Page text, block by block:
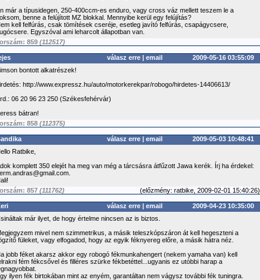
már a típusidegen, 250-400ccm-es enduro, vagy cross váz mellett teszem le a
benne a felújított MZ blokkal. Mennyibe kerül egy felújítás?
kell felfúrás, csak tömítések cseréje, esetleg javító felfúrás, csapágycsere,
Egyszóval ami leharcolt állapotban van.
859 (112517)
válasz erre | email
2009-05-16 03:55:09
bontott alkatrészek!
http://www.expressz.hu/auto/motorkerekpar/robogo/hirdetes-14406613/
06 20 96 23 250 (Székesfehérvár)
bátran!
858 (112375)
válasz erre | email
2009-05-03 10:48:41
Ratbike,
komplett 350 elejét ha meg van még a tárcsásra átfűzott Jawa kerék. Írj ha érdekel:
857 (111762) (előzmény: ratbike, 2009-02-01 15:40:26)
válasz erre | email
2009-04-23 10:35:00
már ilyet, de hogy értelme nincsen az is biztos.
mivel nem szimmetrikus, a másik teleszkópszáron át kell hegeszteni a
füleket, vagy elfogadod, hogy az egyik féknyereg előre, a másik hátra néz.
jobb féket akarsz akkor egy robogó fékmunkahengert (nekem yamaha van) kell
fém fékcsővel és filléres szürke fékbetéttel...ugyanis ez utóbbi harap a
ilyen fék birtokában mint az enyém, garantáltan nem vágysz további fék tuningra.